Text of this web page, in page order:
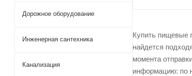
Купить пищевые
найдется
момента
информацию: по
Дорожное оборудование
Инженерная сантехника
Канализация